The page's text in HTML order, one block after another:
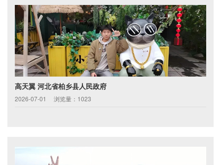
高天翼 河北省柏乡县人民政府
2026-07-01 浏览量：1023